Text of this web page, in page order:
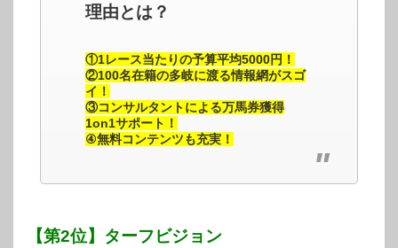
理由とは？
①1レース当たりの予算平均5000円！
②100名在籍の多岐に渡る情報網がスゴ
イ！
③コンサルタントによる万馬券獲得
1on1サポート！
④無料コンテンツも充実！
【第2位】ターフビジョン